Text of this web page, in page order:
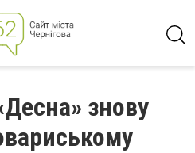
знову